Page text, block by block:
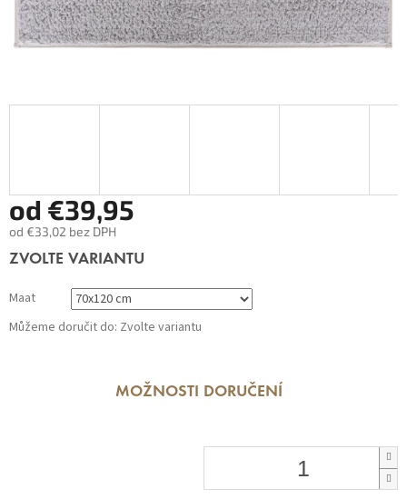
od €39,95
od €33,02 bez DPH
Měrná
ZVOLTE VARIANTU
Maat
Můžeme doručit do: Zvolte variantu
MOŽNOSTI DORUČENÍ